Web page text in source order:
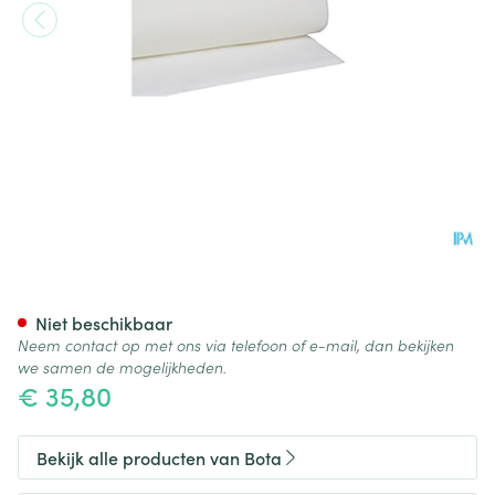
€ 35,80
Niet beschikbaar
Neem contact op met ons via telefoon of e-mail, dan bekijken
we samen de mogelijkheden.
Bekijk alle producten van Bota